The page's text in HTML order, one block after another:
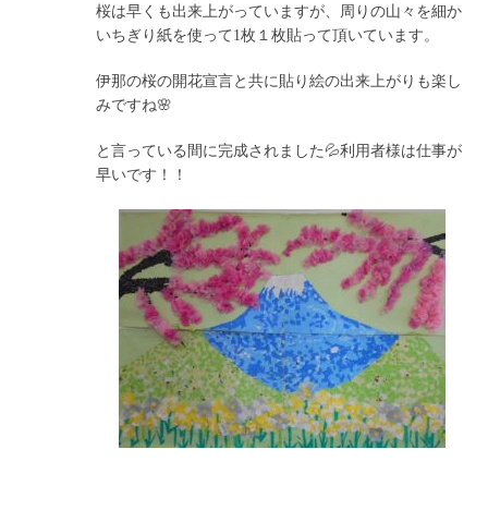
桜は早くも出来上がっていますが、周りの山々を細か
いちぎり紙を使って1枚１枚貼って頂いています。
伊那の桜の開花宣言と共に貼り絵の出来上がりも楽し
みですね🌸
と言っている間に完成されました💦利用者様は仕事が
早いです！！